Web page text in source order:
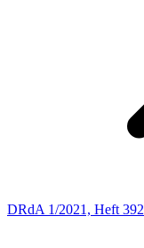
DRdA 1/2021, Heft 392